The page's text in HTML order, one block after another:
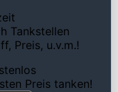
Tankstellen
Preis, u.v.m.!
Preis tanken!